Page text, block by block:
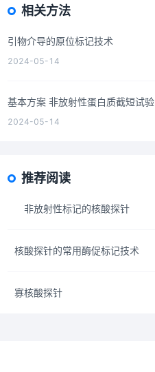
相关方法
引物介导的原位标记技术
2024-05-14
基本方案 非放射性蛋白质截短试验
2024-05-14
推荐阅读
非放射性标记的核酸探针
核酸探针的常用酶促标记技术
寡核酸探针